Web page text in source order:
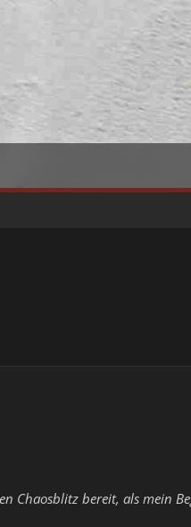
Chaosblitz bereit, als mein